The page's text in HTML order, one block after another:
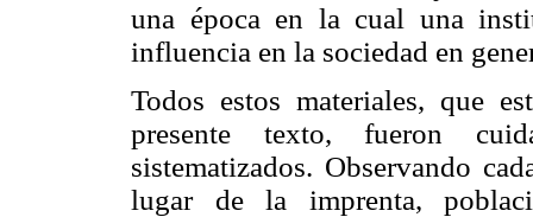
una época en la cual una
influencia en la sociedad en
Todos estos materiales, que
presente texto, fueron
sistematizados. Observando
lugar de la imprenta,